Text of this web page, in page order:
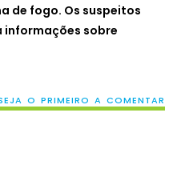
de fogo. Os suspeitos
informações sobre
O PRIMEIRO A COMENTAR